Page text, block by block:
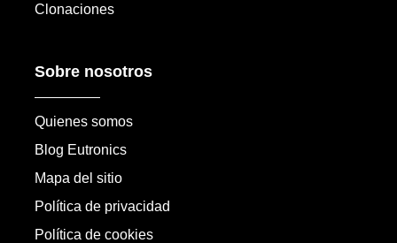
Clonaciones
Sobre nosotros
Quienes somos
Blog Eutronics
Mapa del sitio
Política de privacidad
Política de cookies